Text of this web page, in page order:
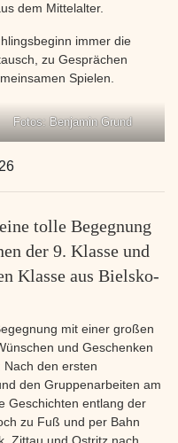
dem Mittelalter.
immer die
zu Gesprächen
Spielen.
Fotos: Benjamin Grund
tolle Begegnung
der 9. Klasse und
Klasse aus Bielsko-
mit einer großen
und Geschenken
den ersten
den Gruppenarbeiten am
Geschichten entlang der
zu Fuß und per Bahn